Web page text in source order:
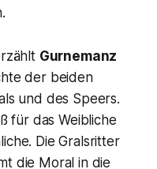
Gurnemanz
der beiden
und des Speers.
für das Weibliche
Die Gralsritter
die Moral in die